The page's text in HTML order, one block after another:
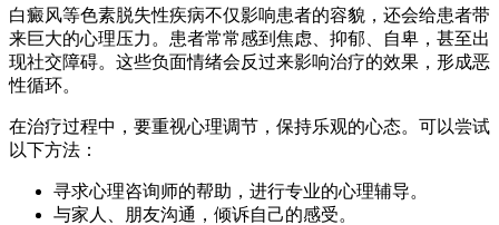
白癜风等色素脱失性疾病不仅影响患者的容貌，还会给患者带
来巨大的心理压力。患者常常感到焦虑、抑郁、自卑，甚至出
现社交障碍。这些负面情绪会反过来影响治疗的效果，形成恶
性循环。
在治疗过程中，要重视心理调节，保持乐观的心态。可以尝试
以下方法：
寻求心理咨询师的帮助，进行专业的心理辅导。
与家人、朋友沟通，倾诉自己的感受。